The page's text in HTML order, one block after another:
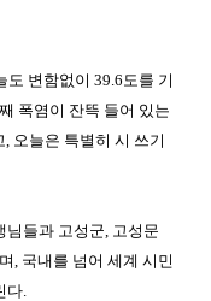
도 변함없이39.6도를 기
폭염이 잔뜩 들어 있는
, 오늘은 특별히 시 쓰기
님들과 고성군, 고성문
, 국내를 넘어 세계 시민
다.